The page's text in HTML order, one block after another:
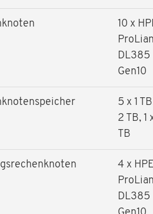
10 x
DL385
Gen10
5 x 1
2 TB, 1
TB
4 x
DL385